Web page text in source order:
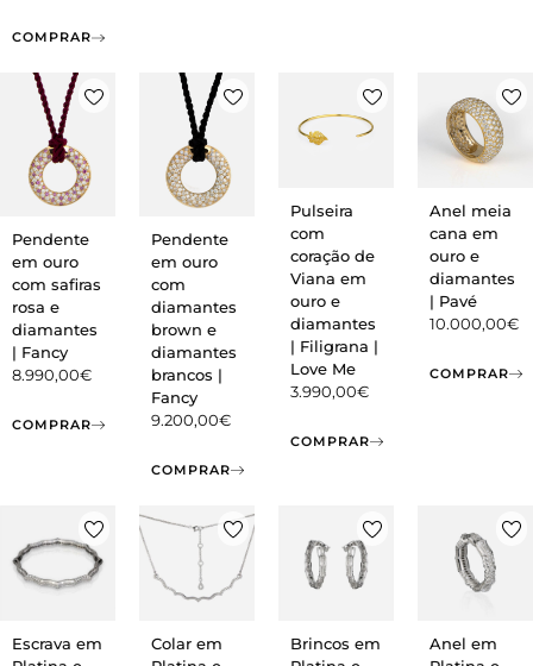
COMPRAR
Pendente
em ouro
com safiras
rosa e
diamantes
| Fancy
8.990,00€
COMPRAR
Pendente
em ouro
com
diamantes
brown e
diamantes
brancos |
Fancy
9.200,00€
COMPRAR
Pulseira
com
coração de
Viana em
ouro e
diamantes
| Filigrana |
Love Me
3.990,00€
COMPRAR
Anel meia
cana em
ouro e
diamantes
| Pavé
10.000,00€
COMPRAR
Escrava em
Colar em
Brincos em
Anel em